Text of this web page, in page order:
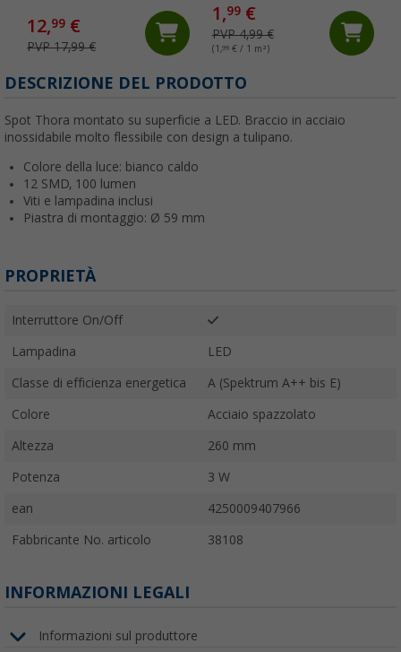
12,99 €
PVP 17,99 €
venduto al metro, bianco
1,99€
PVP 4,99 €
(1,99€ / 1 m²)
DESCRIZIONE DEL PRODOTTO
Spot Thora montato su superficie a LED. Braccio in acciaio
inossidabile molto flessibile con design a tulipano.
Colore della luce: bianco caldo
12 SMD, 100 lumen
Viti e lampadina inclusi
Piastra di montaggio: Ø 59 mm
PROPRIETÀ
Interruttore On/Off
Lampadina LED
Classe di efficienza energetica A (Spektrum A++ bis E)
Colore Acciaio spazzolato
Altezza 260 mm
Potenza 3 W
ean 4250009407966
Fabbricante No. articolo 38108
INFORMAZIONI LEGALI
Informazioni sul produttore